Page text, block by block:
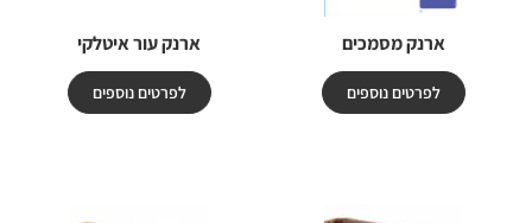
ארנק מסמכים
לפרטים נוספים
ארנק עור איטלקי
לפרטים נוספים